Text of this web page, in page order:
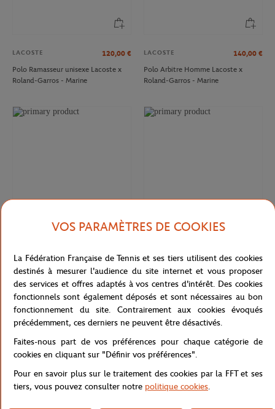
LACOSTE 120,00 €
Polo Ramasseur unisexe Lacoste x
Roland-Garros - Marine
LACOSTE 140,00 €
Polo Arbitre Homme Lacoste x
Roland-Garros - Marine
Jupe Ramasseuse femme Lacoste x
Roland-Garros - Blanc
T-shirt Performance homme Lacoste
x Roland-Garros - Vert
VOS PARAMÈTRES DE COOKIES
La Fédération Française de Tennis et ses tiers utilisent des cookies
destinés à mesurer l'audience du site internet et vous proposer
des services et offres adaptés à vos centres d'intérêt. Des cookies
fonctionnels sont également déposés et sont nécessaires au bon
fonctionnement du site. Contrairement aux cookies évoqués
précédemment, ces derniers ne peuvent être désactivés.
Faites-nous part de vos préférences pour chaque catégorie de
cookies en cliquant sur "Définir vos préférences".
Pour en savoir plus sur le traitement des cookies par la FFT et ses
tiers, vous pouvez consulter notre politique cookies.